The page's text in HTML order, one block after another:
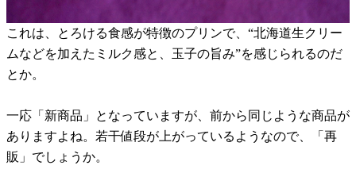
これは、とろける食感が特徴のプリンで、“北海道生クリー
ムなどを加えたミルク感と、玉子の旨み”を感じられるのだ
とか。
一応「新商品」となっていますが、前から同じような商品が
ありますよね。若干値段が上がっているようなので、「再
販」でしょうか。